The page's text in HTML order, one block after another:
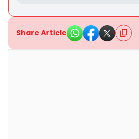
Share Article